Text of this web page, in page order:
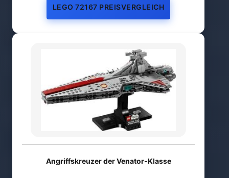
LEGO 72167 PREISVERGLEICH
Angriffskreuzer der Venator-Klasse